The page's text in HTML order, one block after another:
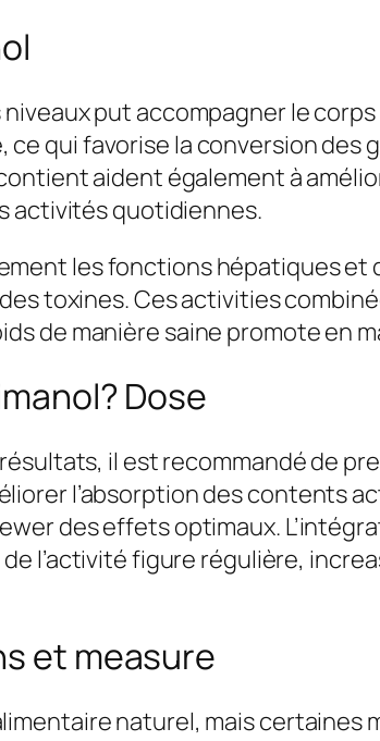
put accompagner le
qui favorise la conversion des
aident également à
activités quotidiennes.
les fonctions hépatiques
toxines. Ces activities
de manière saine promote en
Dose
il est recommandé de
l’absorption des contents
des effets optimaux.
l’activité figure régulière,
et measure
naturel, mais certaines